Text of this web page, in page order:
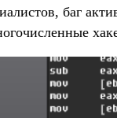
баг